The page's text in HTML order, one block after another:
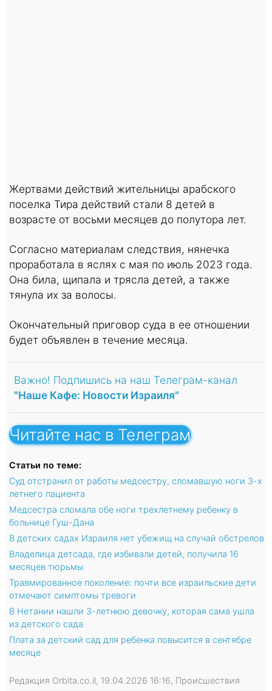
Жертвами действий жительницы арабского
поселка Тира действий стали 8 детей в
возрасте от восьми месяцев до полутора лет.
Согласно материалам следствия, нянечка
проработала в яслях с мая по июль 2023 года.
Она била, щипала и трясла детей, а также
тянула их за волосы.
Окончательный приговор суда в ее отношении
будет объявлен в течение месяца.
Важно! Подпишись на наш Телеграм-канал
"Наше Кафе: Новости Израиля"
Читайте нас в Телеграм
Статьи по теме:
Суд отстранил от работы медсестру, сломавшую ноги 3-х
летнего пациента
Медсестра сломала обе ноги трехлетнему ребенку в
больнице Гуш-Дана
В детских садах Израиля нет убежищ на случай обстрелов
Владелица детсада, где избивали детей, получила 16
месяцев тюрьмы
Травмированное поколение: почти все израильские дети
отмечают симптомы тревоги
В Нетании нашли 3-летнюю девочку, которая сама ушла
из детского сада
Плата за детский сад для ребенка повысится в сентябре
месяце
Редакция Orbita.co.il, 19.04.2026 16:16, Происшествия